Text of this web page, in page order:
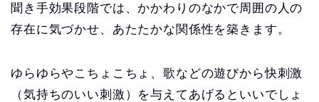
聞き手効果段階では、かかわりのなかで周囲の人の
存在に気づかせ、あたたかな関係性を築きます。
ゆらゆらやこちょこちょ、歌などの遊びから快刺激
（気持ちのいい刺激）を与えてあげるといいでしょ